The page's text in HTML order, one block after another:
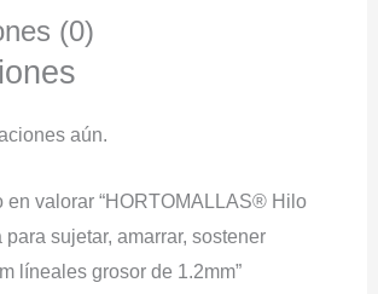
(0)
aún.
en valorar “HORTOMALLAS® Hilo
sujetar, amarrar, sostener
líneales grosor de 1.2mm”